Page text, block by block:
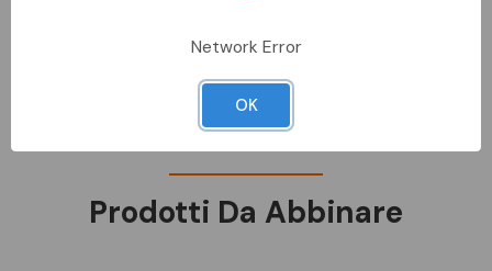
Prodotti Da Abbinare
Network Error
OK